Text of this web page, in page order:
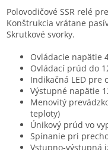
Polovodičové SSR relé
Konštrukcia vrátane
Skrutkové svorky.
Ovládacie napätie
Ovládací prúd do
Indikačná LED pre
Výstupné napätie
Menovitý
teploty)
Únikový prúd vo
Spínanie pri
Vstupno-výstupná